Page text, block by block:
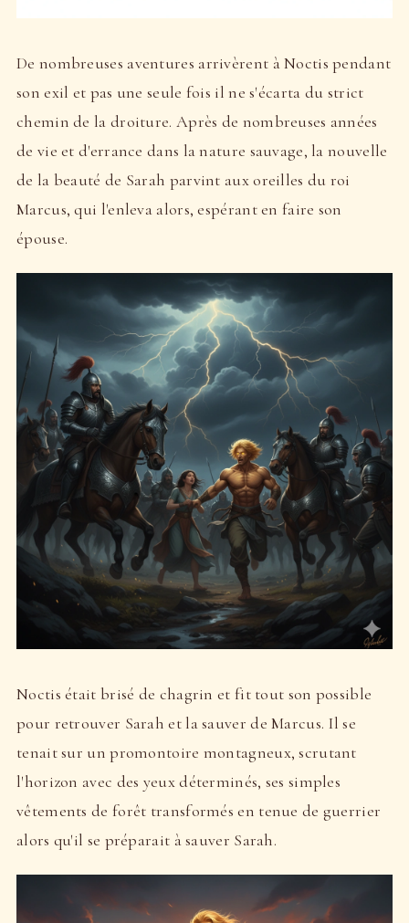
De nombreuses aventures arrivèrent à Noctis pendant
son exil et pas une seule fois il ne s'écarta du strict
chemin de la droiture. Après de nombreuses années
de vie et d'errance dans la nature sauvage, la nouvelle
de la beauté de Sarah parvint aux oreilles du roi
Marcus, qui l'enleva alors, espérant en faire son
épouse.
Noctis était brisé de chagrin et fit tout son possible
pour retrouver Sarah et la sauver de Marcus. Il se
tenait sur un promontoire montagneux, scrutant
l'horizon avec des yeux déterminés, ses simples
vêtements de forêt transformés en tenue de guerrier
alors qu'il se préparait à sauver Sarah.